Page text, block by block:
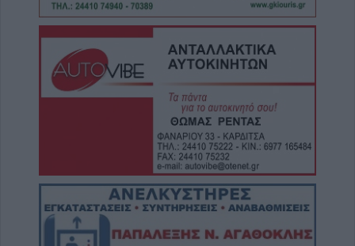
Κυψέλης
6 Αυγούστου 2026, 19:35
Χαλκίδα: Γυναίκα έπεσε από την Υψηλή
Γέφυρα και σώθηκε στα νερά του Ευβοϊκού
6 Αυγούστου 2026, 19:32
Καλαμπάκα: Πυροσβέστες απεγκλώβισαν
ηλικιωμένο μετά από πτώση στη Νέα Ζωή
Τροχαίο στην Αγιά: Μοτοσικλέτα
συγκρούστηκε με νταλίκα – Στο νοσοκομείο
ο οδηγός
6 Αυγούστου 2026, 19:15